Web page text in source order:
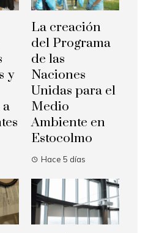
y
La creación
del Programa
de las
Naciones
Unidas para el
Medio
Ambiente en
Estocolmo
Hace 5 días